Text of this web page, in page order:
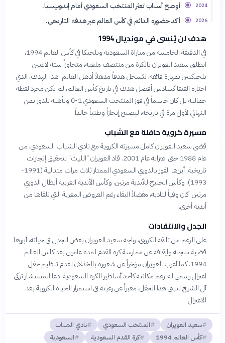
2024 أوضح أسباب تعثر المنتخب السعودي أمام إندونيسيا.
2026 أكد حضوره الدائم في كأس العالم عبر هدفه التاريخي.
هدف لن يُنسى في مونديال 1994
في الدقيقة الخامسة من مباراة السعودية وبلجيكا في كأس العالم 1994،
انطلق سعيد العويران بالكرة من منتصف ملعبه، متجاوزاً ستة لاعبين
بلجيكيين بمهارة فائقة، ليُسجل هدفاً مذهلاً أذهل العالم. هذا الهدف، الذي
اختاره الفيفا كسادس أفضل هدف في تاريخ كأس العالم، لم يكن مجرد لقطة
جمالية بل كان حاسماً في فوز المنتخب السعودي 1-0 وتأهله للدور ثمن
النهائي لأول مرة في تاريخه، ليصبح إنجازاً وطنياً خالداً.
مسيرة كروية حافلة مع الشباب
قضى سعيد العويران كامل مسيرته الكروية مع نادي الشباب السعودي، من
عام 1988 حتى اعتزاله عام 2001. قاد العويران "الليث" لتحقيق إنجازات
تاريخية، أبرزها الفوز بالدوري السعودي الممتاز ثلاث مرات متتالية (1991-
1993)، وكأس الخليج للأندية مرتين، وكأس الأندية العربية أبطال الدوري
مرتين. كان وفياً لناديه، مفضلاً البقاء رغم العروض المغرية التي تلقاها من
أندية أخرى.
الجدل والانتقادات
على الرغم من تألقه الكروي، واجه سعيد العويران بعض الجدل في حياته، أبرزها
قضية سجنه وإيقافه عن ممارسة كرة القدم لمدة عامين بعد كأس العالم
1994. كما أعرب العويران مؤخراً عن شعوره بالخذلان لعدم تنظيم حفل
اعتزال رسمي له، رغم مكانته كأحد أساطير الكرة السعودية. دعا المستشار تركي
آل الشيخ لتبني هذا الحفل، معبراً عن رغبته في استمرار الحياة الكروية بعد
الاعتزال.
سعيد العويران المنتخب السعودي
نادي الشباب
كأس العالم 1994
كرة القدم السعودية
السعودية